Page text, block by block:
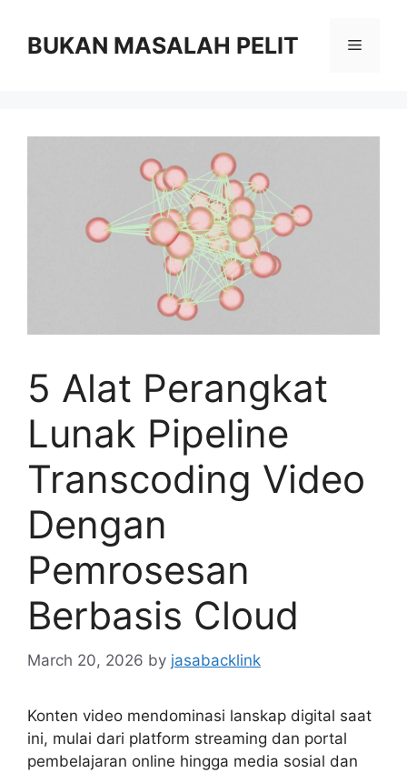
contentBUKAN MASALAH PELIT Menu
5 Alat Perangkat
Lunak Pipeline
Transcoding Video
Dengan
Pemrosesan
Berbasis Cloud
March 20, 2026 by jasabacklink
Konten video mendominasi lanskap digital saat
ini, mulai dari platform streaming dan portal
pembelajaran online hingga media sosial dan